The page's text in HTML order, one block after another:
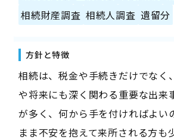
相続財産調査 相続人調査 遺留分
方針と特徴
相続は、税金や手続きだけでなく
や将来にも深く関わる重要な出来
が多く、何から手を付ければよい
まま不安を抱えて来所される方も